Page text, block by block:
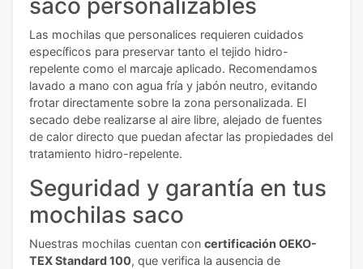
saco personalizables
Las mochilas que personalices requieren cuidados
específicos para preservar tanto el tejido hidro-
repelente como el marcaje aplicado. Recomendamos
lavado a mano con agua fría y jabón neutro, evitando
frotar directamente sobre la zona personalizada. El
secado debe realizarse al aire libre, alejado de fuentes
de calor directo que puedan afectar las propiedades del
tratamiento hidro-repelente.
Seguridad y garantía en tus
mochilas saco
Nuestras mochilas cuentan con certificación OEKO-
TEX Standard 100, que verifica la ausencia de